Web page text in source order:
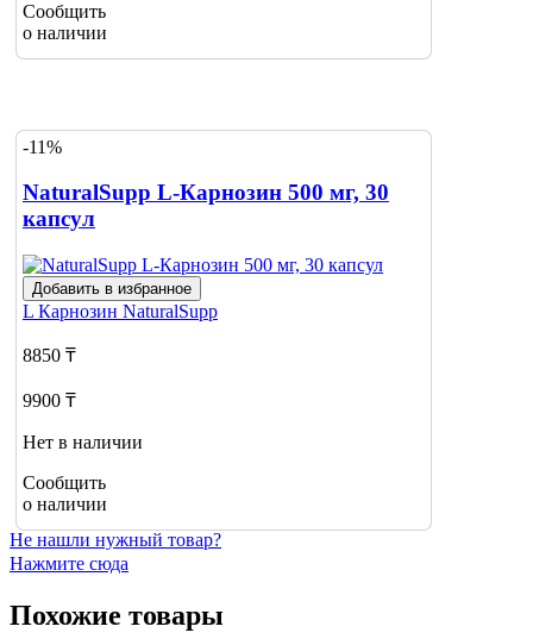
Сообщить
о наличии
-11%
NaturalSupp L-Карнозин 500 мг, 30
капсул
Добавить в избранное
L Карнозин NaturalSupp
8850 ₸
9900 ₸
Нет в наличии
Сообщить
о наличии
Не нашли нужный товар?
Нажмите сюда
Похожие товары